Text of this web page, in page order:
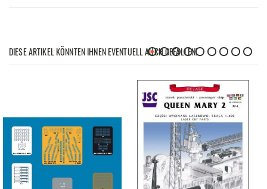
DIESE ARTIKEL KÖNNTEN IHNEN EVENTUELL AUCH GEFALLEN!